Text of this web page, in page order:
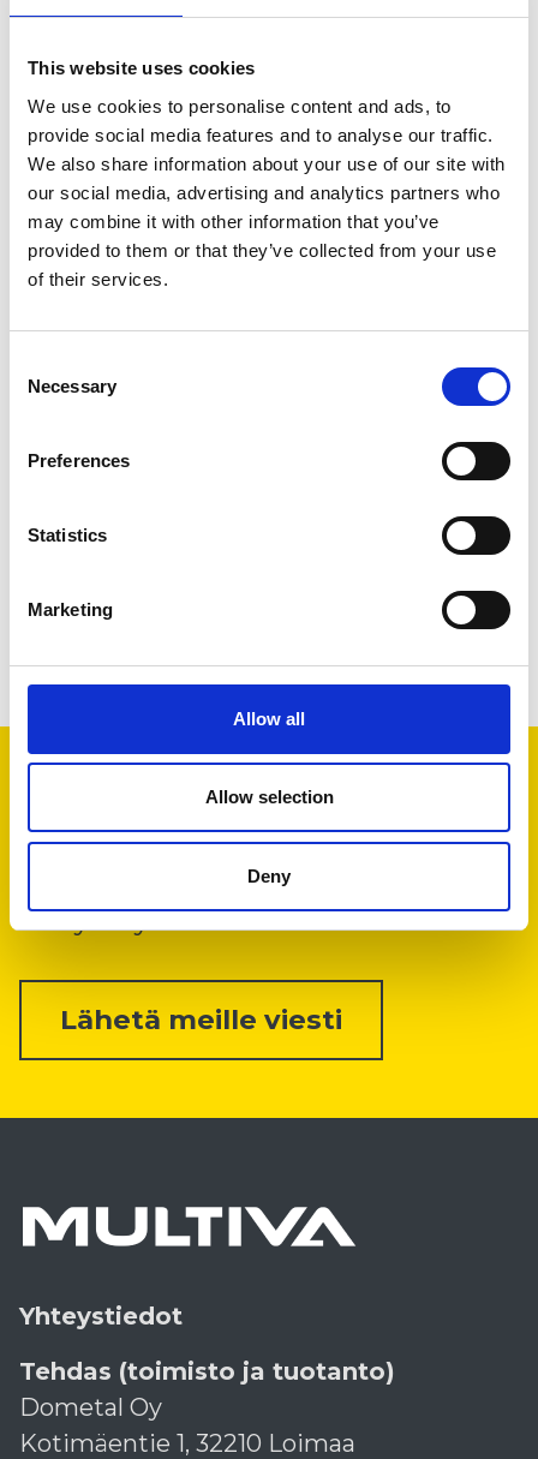
This website uses cookies
We use cookies to personalise content and ads, to
provide social media features and to analyse our traffic.
We also share information about your use of our site with
our social media, advertising and analytics partners who
may combine it with other information that you’ve
provided to them or that they’ve collected from your use
of their services.
Selection
Necessary
Preferences
Statistics
Marketing
Allow all
Allow selection
Deny
TopLine Super XL ja CrossLine mallit voidaan
varustaa 1-putkisilla hydraulijarruilla. Jarrut
asennetaan äkeen keskilohkon
telipyörästöön.
Ilmajarrut
Super XL ja CrossLine malleihin on saatavana
ilmajarrujärjestelmän, jossa käytetään
luotettavia osia. Ilmajarrujärjestelmä sisältää
myös seisontajarrun.
Haluaisimme kuulla
sinusta!
Ota yhteyttä.
Lähetä meille viesti
Yhteystiedot
Tehdas (toimisto ja tuotanto)
Dometal Oy
Kotimäentie 1, 32210 Loimaa